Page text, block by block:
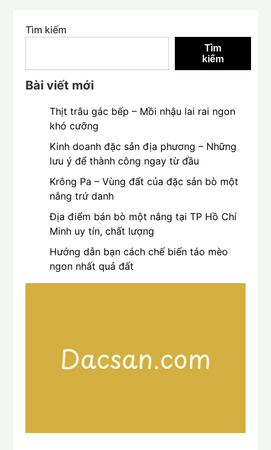
Tìm kiếm
Tìm
kiếm
Bài viết mới
Thịt trâu gác bếp – Mồi nhậu lai rai ngon
khó cưỡng
Kinh doanh đặc sản địa phương – Những
lưu ý để thành công ngay từ đầu
Krông Pa – Vùng đất của đặc sản bò một
nắng trứ danh
Địa điểm bán bò một nắng tại TP Hồ Chí
Minh uy tín, chất lượng
Hướng dẫn bạn cách chế biến táo mèo
ngon nhất quả đất